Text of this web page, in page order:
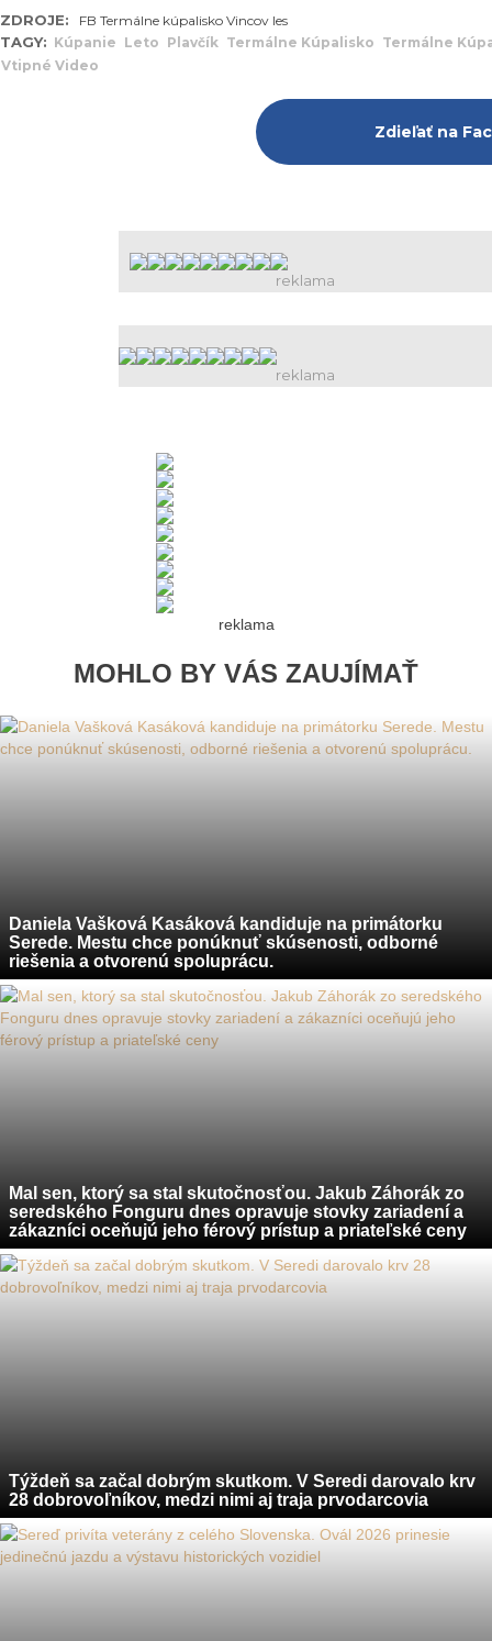
ZDROJE: FB Termálne kúpalisko Vincov les
TAGY: Kúpanie Leto Plavčík Termálne Kúpalisko Termálne
Vtipné Video
Zdieľať na
reklama
MOHLO BY VÁS ZAUJÍMAŤ
Daniela Vašková Kasáková kandiduje na primátorku
Serede. Mestu chce ponúknuť skúsenosti, odborné
riešenia a otvorenú spoluprácu.
Mal sen, ktorý sa stal skutočnosťou. Jakub Záhorák zo
seredského Fonguru dnes opravuje stovky zariadení a
zákazníci oceňujú jeho férový prístup a priateľské ceny
Týždeň sa začal dobrým skutkom. V Seredi darovalo krv
28 dobrovoľníkov, medzi nimi aj traja prvodarcovia